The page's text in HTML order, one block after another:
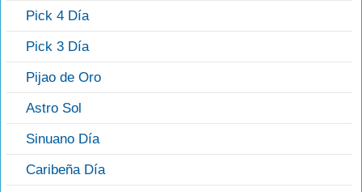
Pick 4 Día
Pick 3 Día
Pijao de Oro
Astro Sol
Sinuano Día
Caribeña Día